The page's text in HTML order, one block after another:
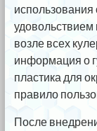
возле всех
информация о
пластика для
правило
После